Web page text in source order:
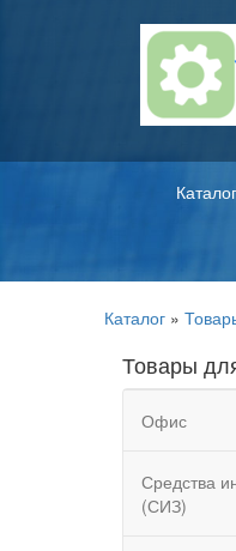
Каталог
Каталог »
Товары
Офис
Средства
(СИЗ)